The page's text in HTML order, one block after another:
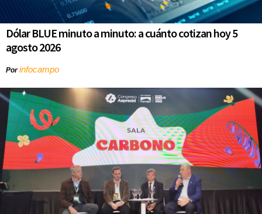
Dólar BLUE minuto a minuto: a cuánto cotizan hoy 5
agosto 2026
Porinfocampo